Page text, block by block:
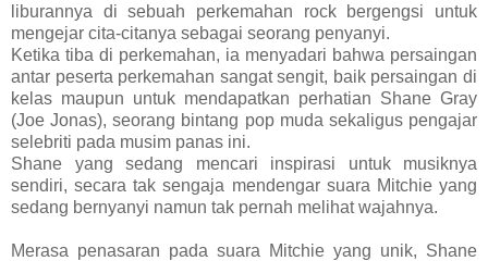
liburannya di sebuah perkemahan rock bergengsi untuk
mengejar cita-citanya sebagai seorang penyanyi.
Ketika tiba di perkemahan, ia menyadari bahwa persaingan
antar peserta perkemahan sangat sengit, baik persaingan di
kelas maupun untuk mendapatkan perhatian Shane Gray
(Joe Jonas), seorang bintang pop muda sekaligus pengajar
selebriti pada musim panas ini.
Shane yang sedang mencari inspirasi untuk musiknya
sendiri, secara tak sengaja mendengar suara Mitchie yang
sedang bernyanyi namun tak pernah melihat wajahnya.
Merasa penasaran pada suara Mitchie yang unik, Shane